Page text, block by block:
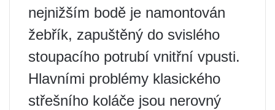
nejnižším bodě je namontován
žebřík, zapuštěný do svislého
stoupacího potrubí vnitřní vpusti.
Hlavními problémy klasického
střešního koláče jsou nerovný